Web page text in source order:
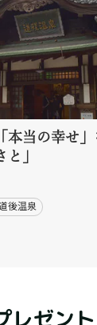
本当の幸せ
」
後温泉
レゼント